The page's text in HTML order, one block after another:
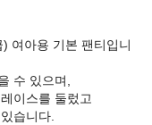
여아용 기본 팬티입니
수 있으며,
이스를 둘렀고
습니다.